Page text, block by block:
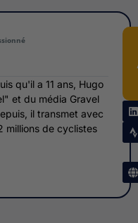
qu'il a 11 ans, Hugo
et du média Gravel
il transmet avec
millions de cyclistes